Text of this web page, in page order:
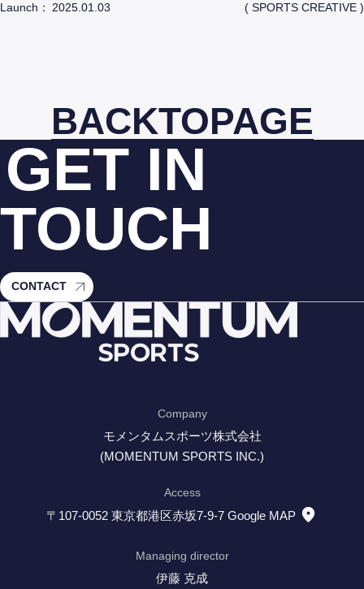
Launch： 2025.01.03 ( SPORTS CREATIVE )
BACKTOPAGE
GET IN
TOUCH
CONTACT
Company
モメンタムスポーツ株式会社
(MOMENTUM SPORTS INC.)
Access
〒107-0052 東京都港区赤坂7-9-7 Google MAP
Managing director
伊藤 克成